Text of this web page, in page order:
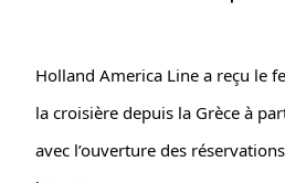
Holland America Line a reçu le
la croisière depuis la Grèce à
avec l’ouverture des